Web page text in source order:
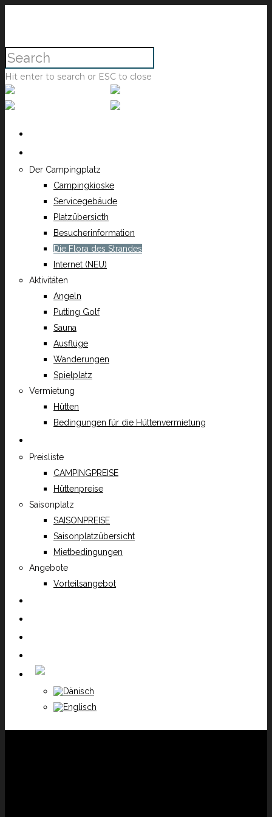
Hit enter to search or ESC to close
Der Campingplatz
Campingkioske
Servicegebäude
Platzübersicth
Besucherinformation
Die Flora des Strandes
Internet (NEU)
Aktivitäten
Angeln
Putting Golf
Sauna
Ausflüge
Wanderungen
Spielplatz
Vermietung
Hütten
Bedingungen für die Hüttenvermietung
Preisliste
CAMPINGPREISE
Hüttenpreise
Saisonplatz
SAISONPREISE
Saisonplatzübersicht
Mietbedingungen
Angebote
Vorteilsangebot